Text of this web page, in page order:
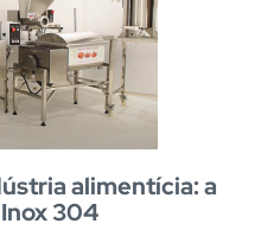
alimentícia: a
304